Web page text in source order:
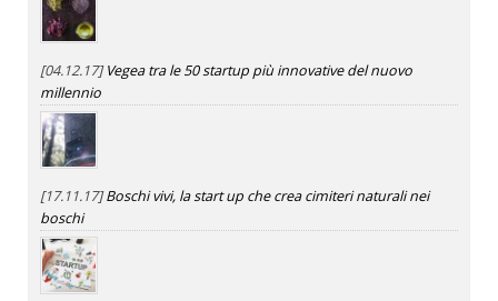
[04.12.17]Vegea tra le 50 startup più innovative del nuovo
millennio
[17.11.17]Boschi vivi, la start up che crea cimiteri naturali nei
boschi